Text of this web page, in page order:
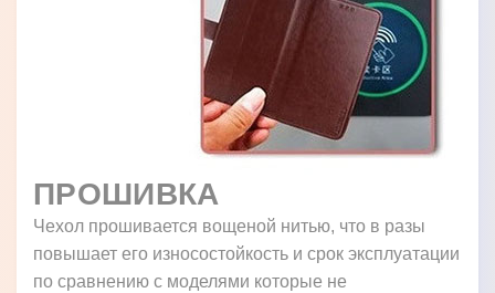
ПРОШИВКА
Чехол прошивается вощеной нитью, что в разы
повышает его износостойкость и срок эксплуатации
по сравнению с моделями которые не